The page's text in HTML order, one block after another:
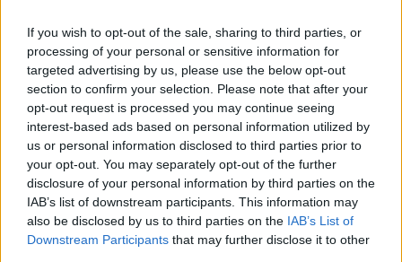
If you wish to opt-out of the sale, sharing to third parties, or
processing of your personal or sensitive information for
targeted advertising by us, please use the below opt-out
section to confirm your selection. Please note that after your
opt-out request is processed you may continue seeing
interest-based ads based on personal information utilized by
us or personal information disclosed to third parties prior to
your opt-out. You may separately opt-out of the further
disclosure of your personal information by third parties on the
IAB’s list of downstream participants. This information may
also be disclosed by us to third parties on the IAB’s List of
Downstream Participants that may further disclose it to other
Βόμβα Στουρνάρα: Να δούμε ξανά τις
φοροαπαλλαγές - Χρειαζόμαστε έσοδα
07.11.2023 12:23
Ομάδα
Flash.gr